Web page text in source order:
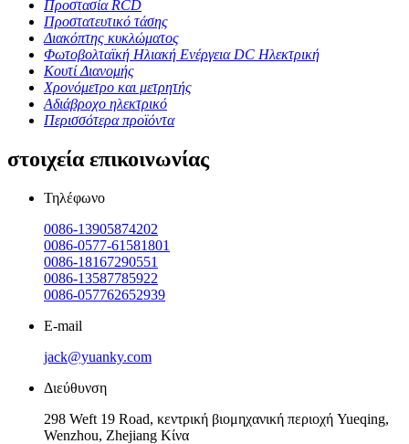
Προστασία RCD
Προστατευτικό τάσης
Διακόπτης κυκλώματος
Φωτοβολταϊκή Ηλιακή Ενέργεια DC Ηλεκτρική
Κουτί Διανομής
Χρονόμετρο και μετρητής
Αδιάβροχο ηλεκτρικό
Περισσότερα προϊόντα
στοιχεία επικοινωνίας
Τηλέφωνο
0086-13905874202
0086-0577-61581801
0086-18167290551
0086-13587785922
0086-057762652939
E-mail
jack@yuanky.com
Διεύθυνση
298 Weft 19 Road, κεντρική βιομηχανική περιοχή Yueqing,
Wenzhou, Zhejiang Κίνα